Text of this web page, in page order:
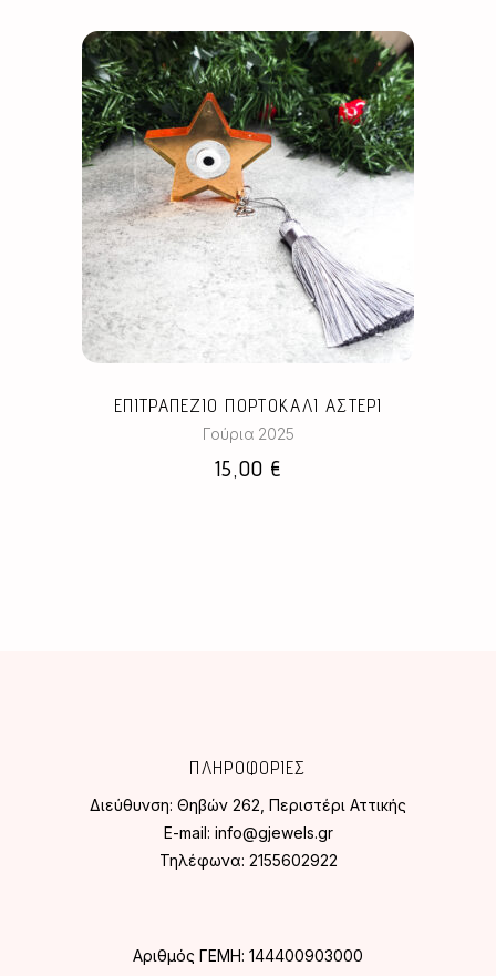
ΕΠΙΤΡΑΠΕΖΙΟ ΠΟΡΤΟΚΑΛΙ ΑΣΤΕΡΙ
Γούρια 2025
15,00 €
ΠΛΗΡΟΦΟΡΙΕΣ
Διεύθυνση: Θηβών 262, Περιστέρι Αττικής
E-mail: info@gjewels.gr
Τηλέφωνα: 2155602922
Αριθμός ΓΕΜΗ: 144400903000